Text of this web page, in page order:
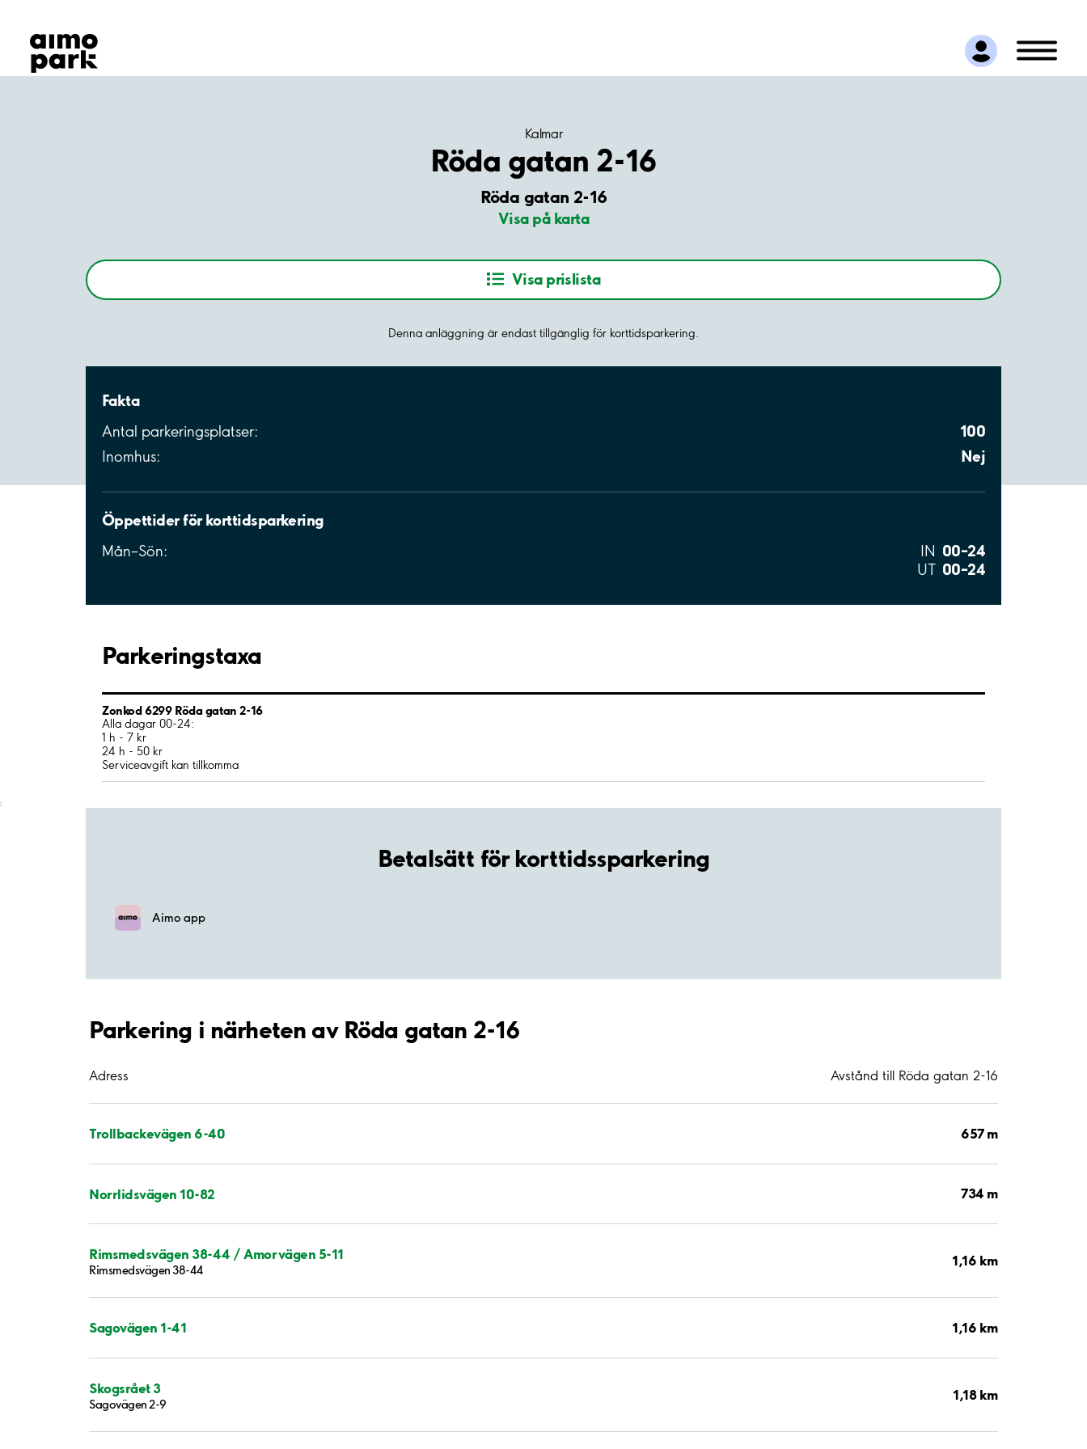
Hitta parkering
Samarbete
Kundservice
Kalmar
Röda gatan 2-16
Röda gatan 2-16
Visa på karta
Visa prislista
Denna anläggning är endast tillgänglig för korttidsparkering.
Fakta
Antal parkeringsplatser: 100
Inomhus: Nej
Öppettider för korttidsparkering
Mån–Sön: IN 00–24
UT 00–24
Parkeringstaxa
Zonkod 6299 Röda gatan 2-16
Alla dagar 00-24:
1 h - 7 kr
24 h - 50 kr
Serviceavgift kan tillkomma
;
Betalsätt för korttidssparkering
Aimo app
Parkering i närheten av Röda gatan 2-16
Adress Avstånd till Röda gatan 2-16
Trollbackevägen 6-40 657 m
Norrlidsvägen 10-82 734 m
Rimsmedsvägen 38-44 / Amorvägen 5-11
Rimsmedsvägen 38-44
1,16 km
Sagovägen 1-41 1,16 km
Skogsrået 3
Sagovägen 2-9
1,18 km